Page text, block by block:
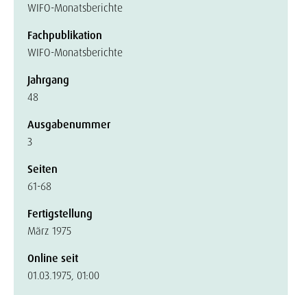
WIFO-Monatsberichte
Fachpublikation
WIFO-Monatsberichte
Jahrgang
48
Ausgabenummer
3
Seiten
61-68
Fertigstellung
März 1975
Online seit
01.03.1975, 01:00